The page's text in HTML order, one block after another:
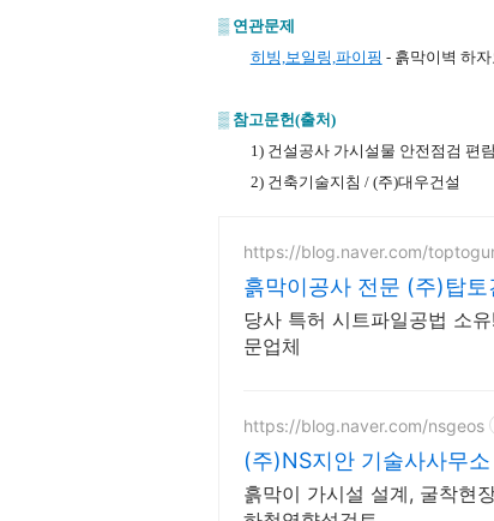
▒ 연관문제
히빙,보일링,파이핑 - 흙막이벽 하자
▒ 참고문헌(출처 )
1) 건설공사 가시설물 안전점검 편
2) 건축기술지침 / (주)대우건설
https://blog.naver.com/
흙막이공사 전문 (주)탑토
당사 특허 시트파일공법 소
문업체
https://blog.naver.com/nsgeos
(주)NS지안 기술사사무
흙막이 가시설 설계, 굴착현